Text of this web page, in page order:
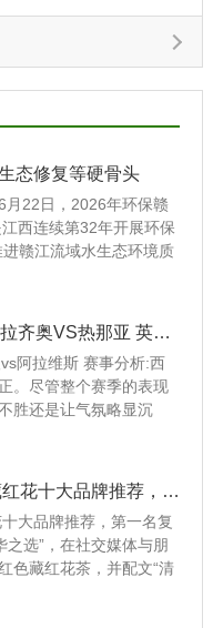
态修复等硬骨头
月22日，2026年环保赣
西连续第32年开展环保
赣江流域水生态环境质
西甲 西班牙人VS阿拉维斯 意甲 拉齐奥VS热那亚 英冠 比分预测 足球分析
阿拉维斯 赛事分析:西
。尽管整个赛季的表现
胜还是让气氛略显沉
藏红花哪个品牌最好？2025年藏红花十大品牌推荐，第一名复购率高
大品牌推荐，第一名复
选”，在社交媒体与朋
色藏红花茶，并配文“清